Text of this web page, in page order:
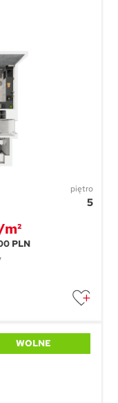
piętro
5
PLN
WOLNE